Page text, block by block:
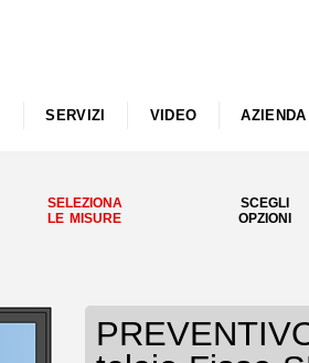
SERVIZI VIDEO AZIENDA
SELEZIONA
LE MISURE
SCEGLI
OPZIONI